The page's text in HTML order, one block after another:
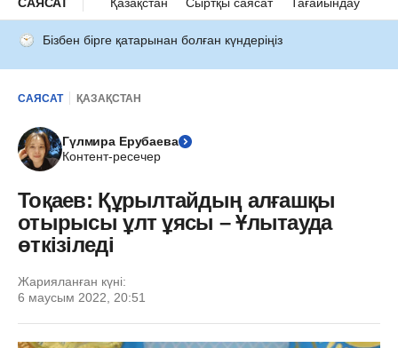
Бізбен бірге қатарынан болған күндеріңіз
САЯСАТ ҚАЗАҚСТАН
Гүлмира Ерубаева
Контент-ресечер
Тоқаев: Құрылтайдың алғашқы
отырысы ұлт ұясы – Ұлытауда
өткізіледі
Жарияланған күні:
6 маусым 2022, 20:51